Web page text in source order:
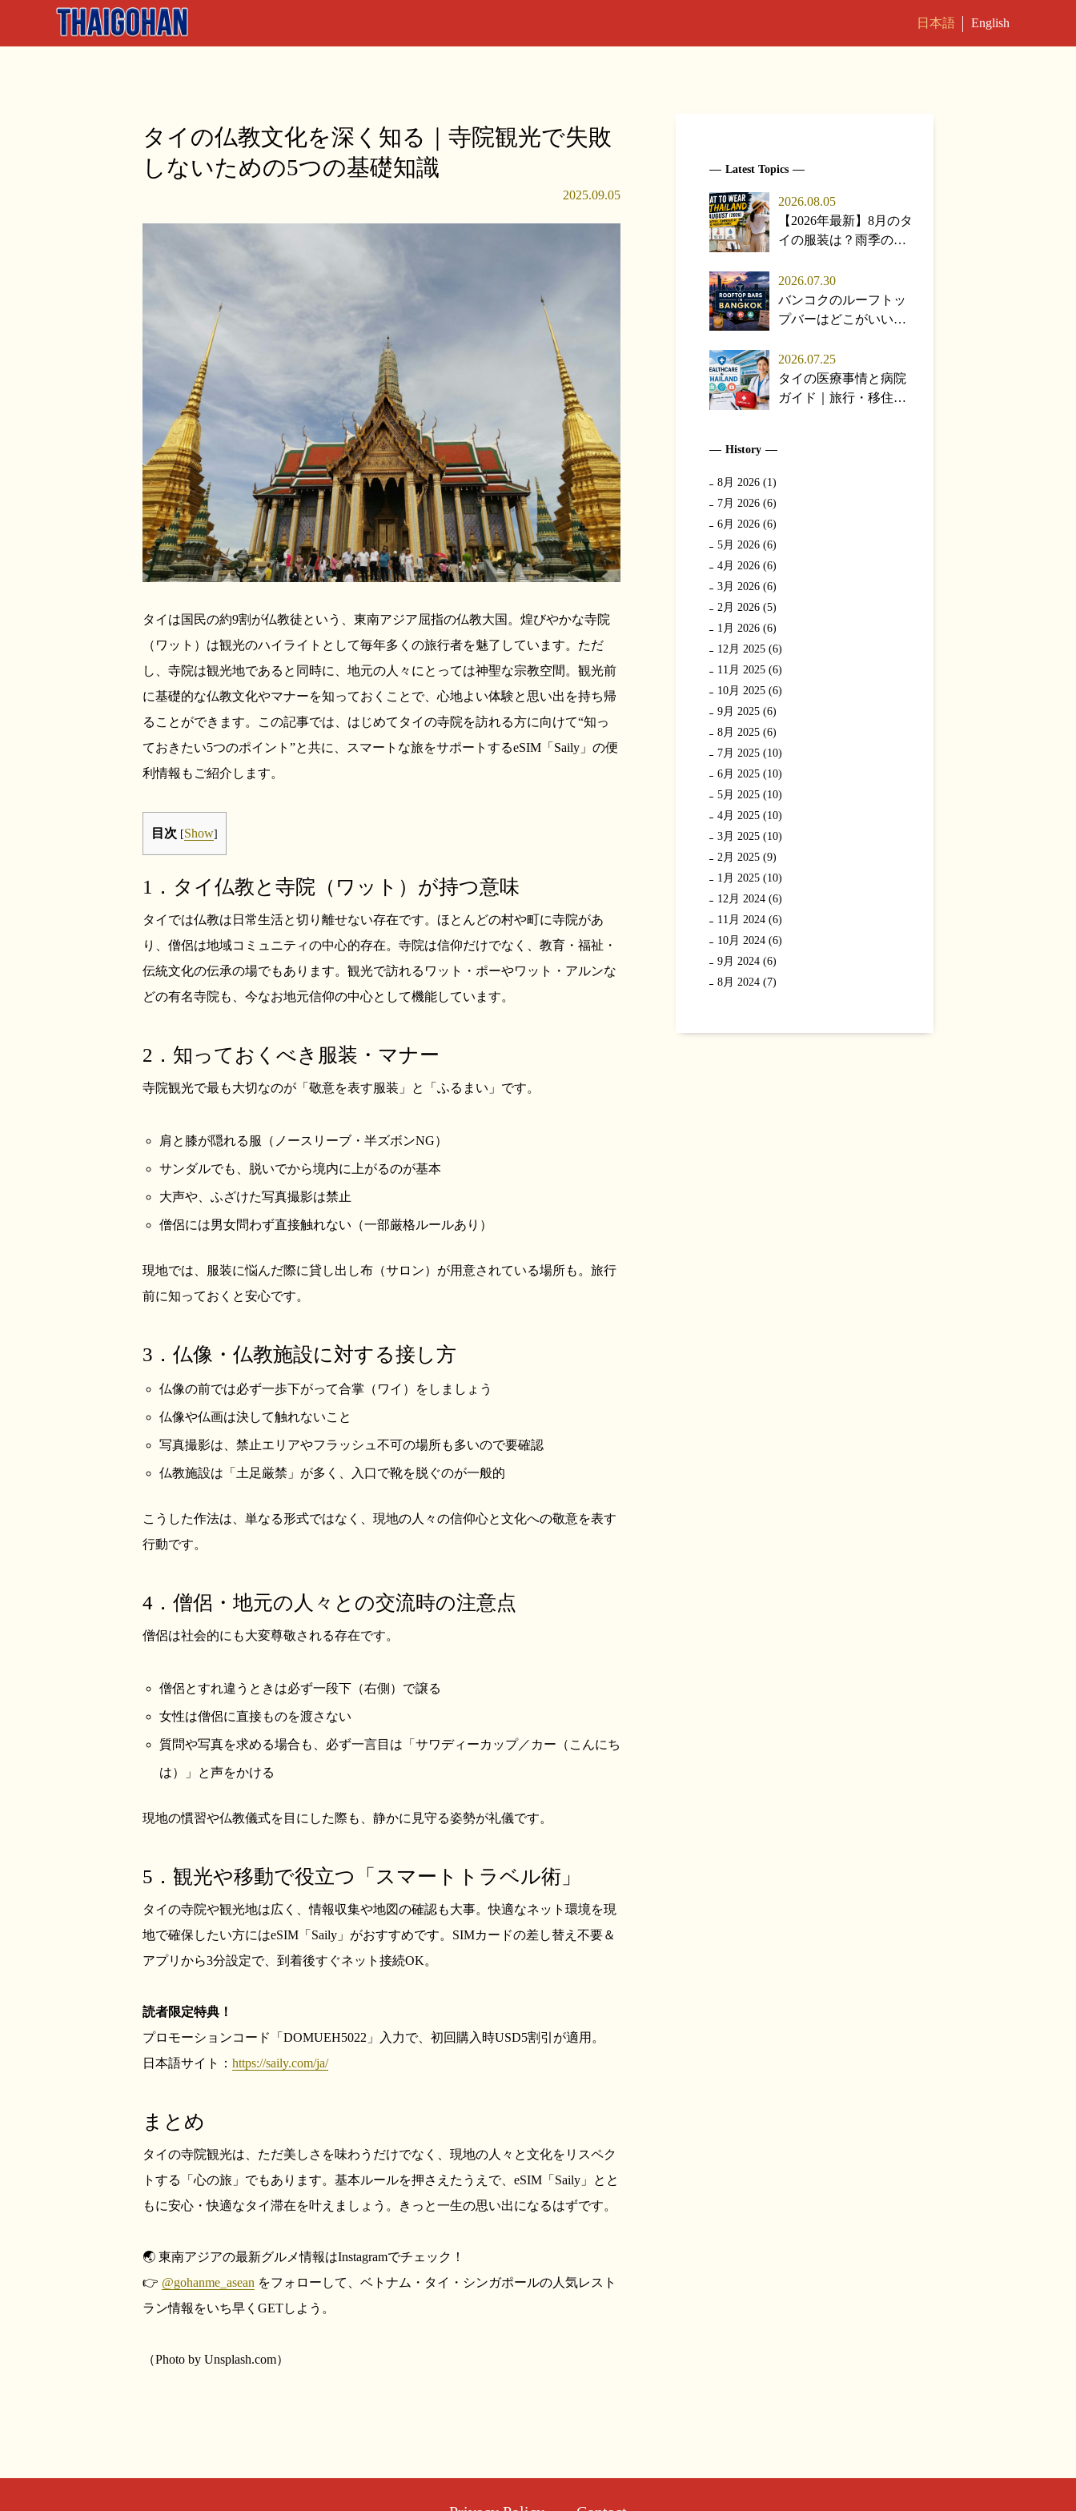
English
日本語
タイの仏教文化を深く知る｜寺院観光で失敗
しないための5つの基礎知識
2025.09.05
タイは国民の約9割が仏教徒という、東南アジア屈指の仏教大国。煌びやかな寺院
（ワット）は観光のハイライトとして毎年多くの旅行者を魅了しています。ただ
し、寺院は観光地であると同時に、地元の人々にとっては神聖な宗教空間。観光前
に基礎的な仏教文化やマナーを知っておくことで、心地よい体験と思い出を持ち帰
ることができます。この記事では、はじめてタイの寺院を訪れる方に向けて“知っ
ておきたい5つのポイント”と共に、スマートな旅をサポートするeSIM「Saily」の便
利情報もご紹介します。
目次 [Show]
1．タイ仏教と寺院（ワット）が持つ意味
タイでは仏教は日常生活と切り離せない存在です。ほとんどの村や町に寺院があ
り、僧侶は地域コミュニティの中心的存在。寺院は信仰だけでなく、教育・福祉・
伝統文化の伝承の場でもあります。観光で訪れるワット・ポーやワット・アルンな
どの有名寺院も、今なお地元信仰の中心として機能しています。
2．知っておくべき服装・マナー
寺院観光で最も大切なのが「敬意を表す服装」と「ふるまい」です。
肩と膝が隠れる服（ノースリーブ・半ズボンNG）
サンダルでも、脱いでから境内に上がるのが基本
大声や、ふざけた写真撮影は禁止
僧侶には男女問わず直接触れない（一部厳格ルールあり）
現地では、服装に悩んだ際に貸し出し布（サロン）が用意されている場所も。旅行
前に知っておくと安心です。
3．仏像・仏教施設に対する接し方
仏像の前では必ず一歩下がって合掌（ワイ）をしましょう
仏像や仏画は決して触れないこと
写真撮影は、禁止エリアやフラッシュ不可の場所も多いので要確認
仏教施設は「土足厳禁」が多く、入口で靴を脱ぐのが一般的
こうした作法は、単なる形式ではなく、現地の人々の信仰心と文化への敬意を表す
行動です。
4．僧侶・地元の人々との交流時の注意点
僧侶は社会的にも大変尊敬される存在です。
僧侶とすれ違うときは必ず一段下（右側）で譲る
女性は僧侶に直接ものを渡さない
質問や写真を求める場合も、必ず一言目は「サワディーカップ／カー（こんにち
は）」と声をかける
現地の慣習や仏教儀式を目にした際も、静かに見守る姿勢が礼儀です。
5．観光や移動で役立つ「スマートトラベル術」
タイの寺院や観光地は広く、情報収集や地図の確認も大事。快適なネット環境を現
地で確保したい方にはeSIM「Saily」がおすすめです。SIMカードの差し替え不要＆
アプリから3分設定で、到着後すぐネット接続OK。
読者限定特典！
プロモーションコード「DOMUEH5022」入力で、初回購入時USD5割引が適用。
日本語サイト： https://saily.com/ja/
まとめ
タイの寺院観光は、ただ美しさを味わうだけでなく、現地の人々と文化をリスペク
トする「心の旅」でもあります。基本ルールを押さえたうえで、eSIM「Saily」とと
もに安心・快適なタイ滞在を叶えましょう。きっと一生の思い出になるはずです。
🌏 東南アジアの最新グルメ情報はInstagramでチェック！
👉 @gohanme_asean をフォローして、ベトナム・タイ・シンガポールの人気レスト
ラン情報をいち早くGETしよう。
（Photo by Unsplash.com）
Latest Topics
2026.08.05
【2026年最新】8月のタ
イの服装は？雨季の天
住者が解説
2026.07.30
バンコクのルーフトッ
プバーはどこがいい？
の楽しみ方【2026年
版】
2026.07.25
タイの医療事情と病院
ガイド｜旅行・移住で
History
8月 2026 (1)
7月 2026 (6)
6月 2026 (6)
5月 2026 (6)
4月 2026 (6)
3月 2026 (6)
2月 2026 (5)
1月 2026 (6)
12月 2025 (6)
11月 2025 (6)
10月 2025 (6)
9月 2025 (6)
8月 2025 (6)
7月 2025 (10)
6月 2025 (10)
5月 2025 (10)
4月 2025 (10)
3月 2025 (10)
2月 2025 (9)
1月 2025 (10)
12月 2024 (6)
11月 2024 (6)
10月 2024 (6)
9月 2024 (6)
8月 2024 (7)